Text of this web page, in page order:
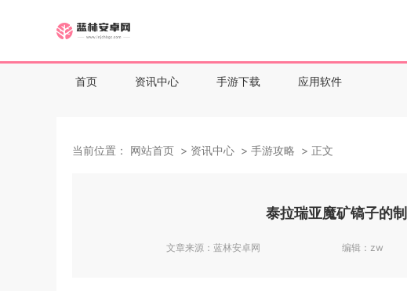
首页 资讯中心 手游下载 应用软件
当前位置： 网站首页 资讯中心 手游攻略 正文
泰拉瑞亚魔矿镐子的
文章来源： 蓝林安卓网 编辑： zw